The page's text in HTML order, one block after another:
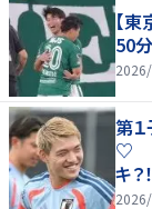
【
50
第
♡ 「
キ？！